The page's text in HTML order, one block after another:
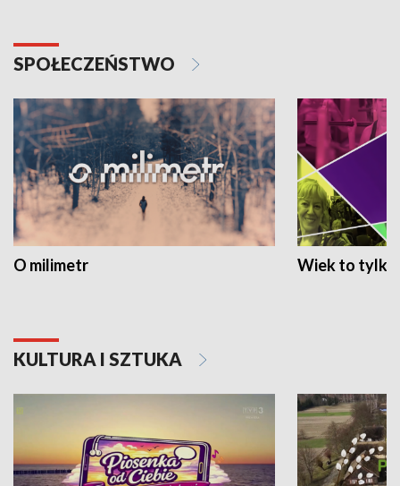
SPOŁECZEŃSTWO
O milimetr Wiek to tylko
KULTURA I SZTUKA